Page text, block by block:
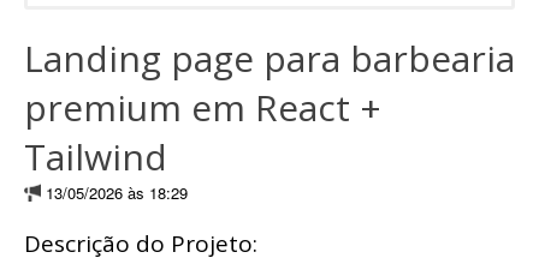
Landing page para barbearia
premium em React +
Tailwind
13/05/2026 às 18:29
Descrição do Projeto: